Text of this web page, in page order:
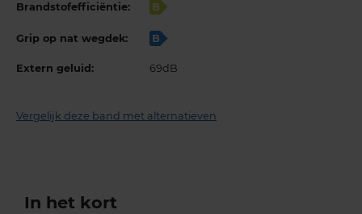
Brandstofefficiëntie: B
Grip op nat wegdek: B
Extern geluid: 69dB
Vergelijk deze band met alternatieven
In het kort